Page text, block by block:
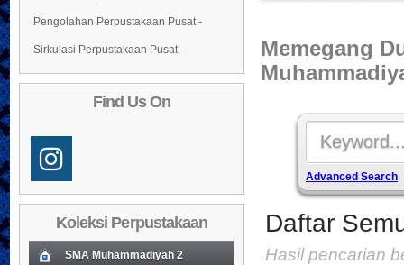
Pengolahan Perpustakaan Pusat -
Sirkulasi Perpustakaan Pusat -
Find Us On
Koleksi Perpustakaan
SMA Muhammadiyah 2
Memegang
Advanced Search
Daftar
Hasil pencarian